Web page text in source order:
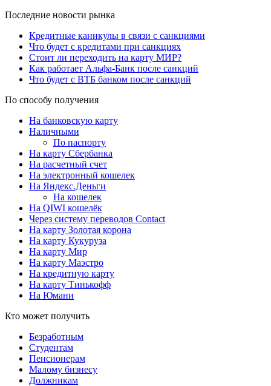
Последние новости рынка
Кредитные каникулы в связи с санкциями
Что будет с кредитами при санкциях
Стоит ли переходить на карту МИР?
Как работает Альфа-Банк после санкций
Что будет с ВТБ банком после санкций
По способу получения
На банковскую карту
Наличными
По паспорту
На карту Сбербанка
На расчетный счет
На электронный кошелек
На Яндекс.Деньги
На кошелек
На QIWI кошелёк
Через систему переводов Contact
На карту Золотая корона
На карту Кукуруза
На карту Мир
На карту Маэстро
На кредитную карту
На карту Тинькофф
На Юмани
Кто может получить
Безработным
Студентам
Пенсионерам
Малому бизнесу
Должникам